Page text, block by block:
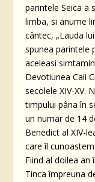
parintele Seica a
limba, si anume
cântec, „Lauda
spunea parintele
aceleasi
Devotiunea Caii
secolele XIV-XV.
timpului pâna în
un numar de 14
Benedict al XIV-
care îl
Fiind al doilea an
Tinca împreuna